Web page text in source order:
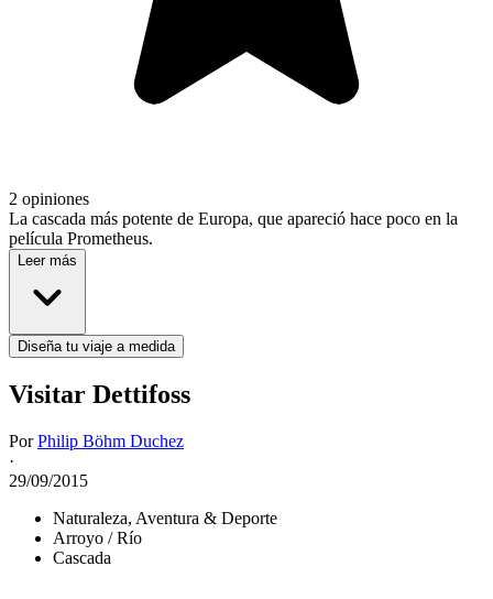
2 opiniones
La cascada más potente de Europa, que apareció hace poco en la
película Prometheus.
Leer más
Diseña tu viaje a medida
Visitar Dettifoss
PorPhilip Böhm Duchez
·
29/09/2015
Naturaleza, Aventura & Deporte
Arroyo / Río
Cascada